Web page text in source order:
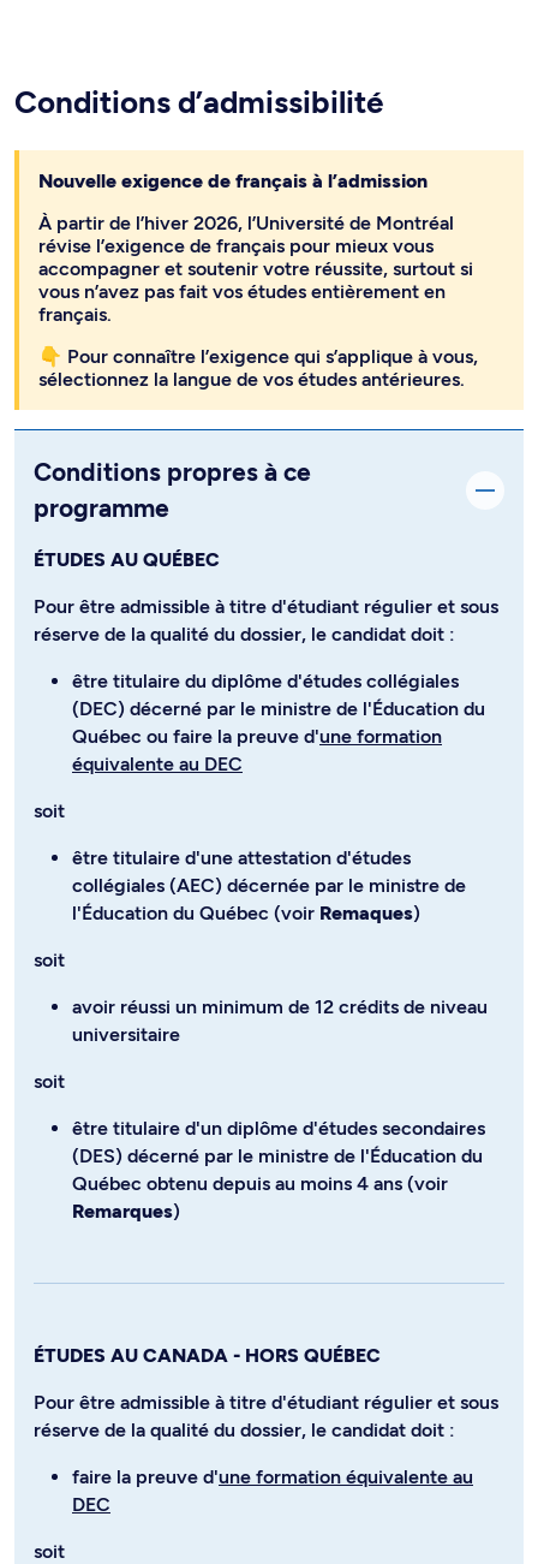
Conditions d’admissibilité
Nouvelle exigence de français à l’admission
À partir de l’hiver 2026, l’Université de Montréal
révise l’exigence de français pour mieux vous
accompagner et soutenir votre réussite, surtout si
vous n’avez pas fait vos études entièrement en
français.
👇 Pour connaître l’exigence qui s’applique à vous,
sélectionnez la langue de vos études antérieures.
Conditions propres à ce
programme
ÉTUDES AU QUÉBEC
Pour être admissible à titre d'étudiant régulier et sous
réserve de la qualité du dossier, le candidat doit :
être titulaire du diplôme d'études collégiales
(DEC) décerné par le ministre de l'Éducation du
Québec ou faire la preuve d'une formation
équivalente au DEC
soit
être titulaire d'une attestation d'études
collégiales (AEC) décernée par le ministre de
l'Éducation du Québec (voir Remaques)
soit
avoir réussi un minimum de 12 crédits de niveau
universitaire
soit
être titulaire d'un diplôme d'études secondaires
(DES) décerné par le ministre de l'Éducation du
Québec obtenu depuis au moins 4 ans (voir
Remarques)
ÉTUDES AU CANADA - HORS QUÉBEC
Pour être admissible à titre d'étudiant régulier et sous
réserve de la qualité du dossier, le candidat doit :
faire la preuve d'une formation équivalente au
DEC
soit